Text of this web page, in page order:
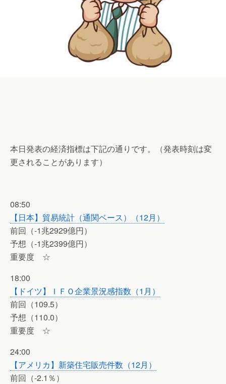
本日発表の経済指標は下記の通りです。（発表時刻は変
更されることがあります）
08:50
【日本】貿易統計（通関ベース）（12月）
前回（-1兆2929億円）
予想（-1兆2399億円）
重要度 ☆
18:00
【ドイツ】ＩＦＯ企業景況感指数（1月）
前回（109.5）
予想（110.0）
重要度 ☆
24:00
【アメリカ】新築住宅販売件数（12月）
前回（-2.1％）